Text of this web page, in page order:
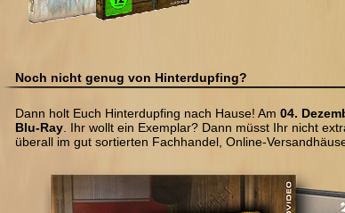
Noch nicht genug von Hinterdupfing?
Dann holt Euch Hinterdupfing nach Hause! Am 04.
Blu-Ray. Ihr wollt ein Exemplar? Dann müsst Ihr nicht
überall im gut sortierten Fachhandel, Online-